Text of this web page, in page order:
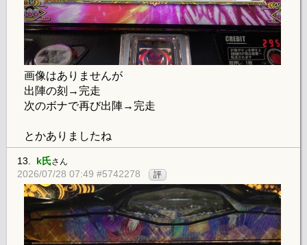
画像はありませんが
出陣の刻→完走
次のボナで再び出陣→完走
とかありましたね
13. k氏さん
2026/07/28 07:49 #5742278 評